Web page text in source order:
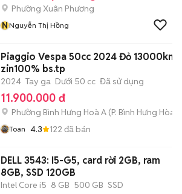
Phường Xuân Phương
NNguyễn Thị Hồng
Piaggio Vespa 50cc 2024 Đỏ 13000km
zin100% bs.tp
2024 Tay ga Dưới 50 cc Đã sử dụng
11.900.000 đ
Phường Bình Hưng Hoà A (P. Bình Hưng Hòa
Toan 4.3 122 đã bán
DELL 3543: I5-G5, card rời 2GB, ram
8GB, SSD 120GB
Intel Core i5 8 GB 500 GB SSD